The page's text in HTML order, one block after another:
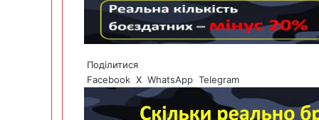
Поділитися
Facebook X WhatsApp Telegram